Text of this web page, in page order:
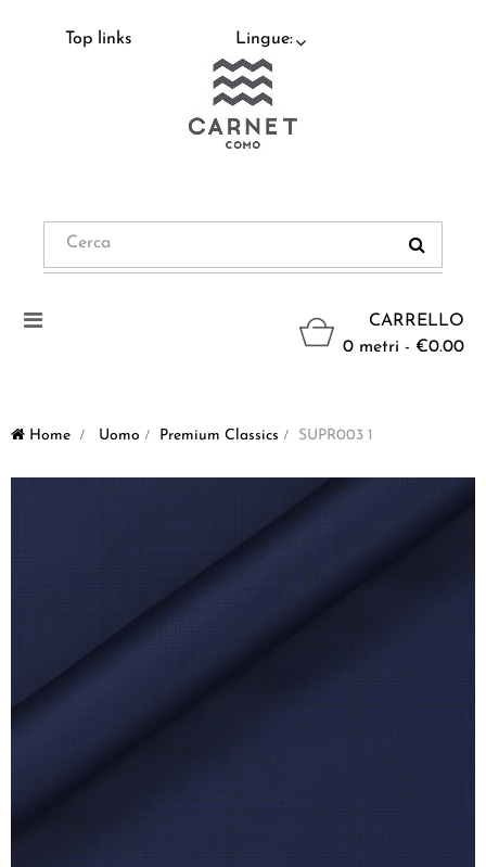
Top links Lingue:
CARRELLO
0 metri - €0.00
Navigazione
Home > Uomo > Premium Classics > SUPR003 1